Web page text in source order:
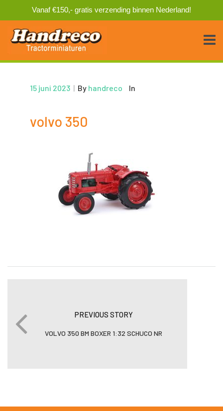
Vanaf €150,- gratis verzending binnen Nederland!
15 juni 2023 | By handreco In
volvo 350
PREVIOUS STORY
VOLVO 350 BM BOXER 1:32 SCHUCO NR